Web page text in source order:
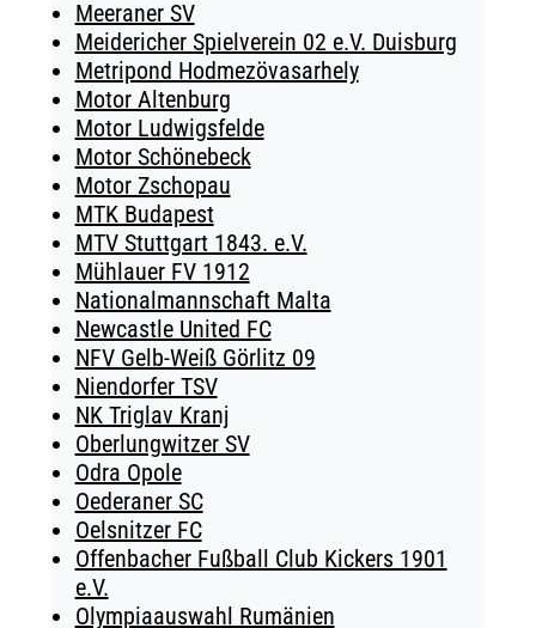
Meeraner SV
Meidericher Spielverein 02 e.V. Duisburg
Metripond Hodmezövasarhely
Motor Altenburg
Motor Ludwigsfelde
Motor Schönebeck
Motor Zschopau
MTK Budapest
MTV Stuttgart 1843. e.V.
Mühlauer FV 1912
Nationalmannschaft Malta
Newcastle United FC
NFV Gelb-Weiß Görlitz 09
Niendorfer TSV
NK Triglav Kranj
Oberlungwitzer SV
Odra Opole
Oederaner SC
Oelsnitzer FC
Offenbacher Fußball Club Kickers 1901
e.V.
Olympiaauswahl Rumänien